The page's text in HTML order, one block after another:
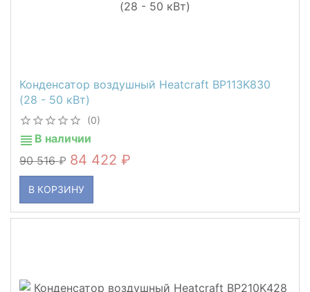
Конденсатор воздушный Heatcraft BP113K830
(28 - 50 кВт)
(0)
В наличии
90 516
84 422
В КОРЗИНУ